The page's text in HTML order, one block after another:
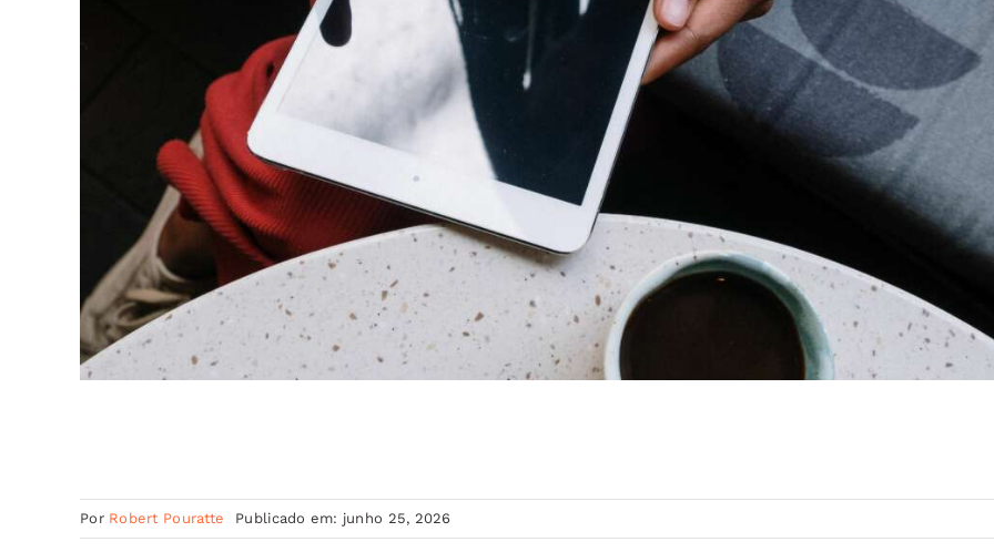
Por Robert Pouratte Publicado em: junho 25, 2026